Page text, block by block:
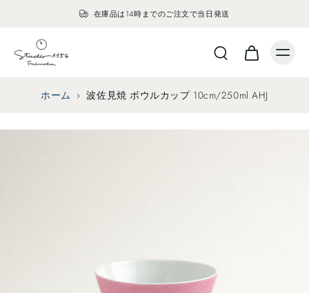
在庫品は14時までのご注文で当日発送
ホーム › 波佐見焼 ボウルカップ 10cm/250ml AHJ